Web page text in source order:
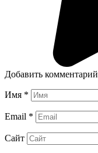
Добавить комментарий
Имя *
Email *
Сайт